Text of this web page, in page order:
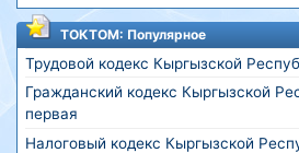
ТОКТОМ: Популярное
Трудовой кодекс Кыргызской
Гражданский кодекс Кыргызской
первая
Налоговый кодекс Кыргызской